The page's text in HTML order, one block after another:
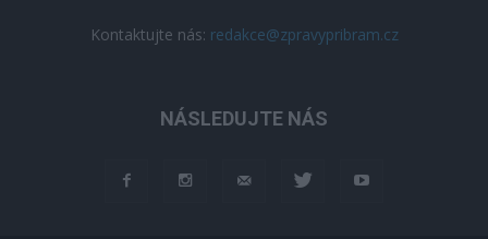
Kontaktujte nás: redakce@zpravypribram.cz
NÁSLEDUJTE NÁS